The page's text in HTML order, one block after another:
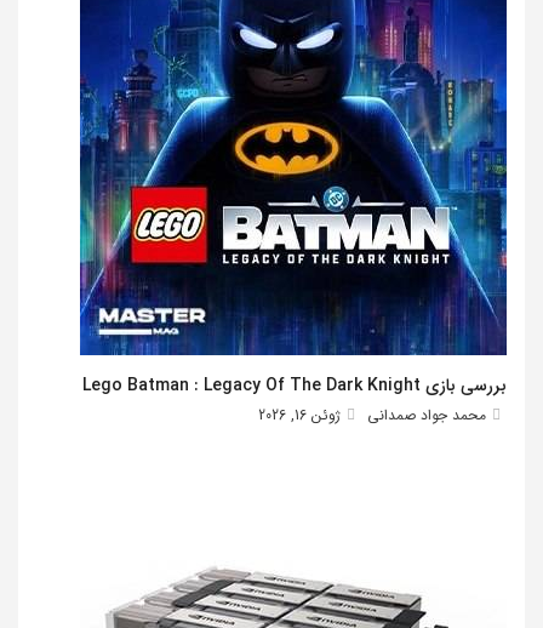
بررسی بازی Lego Batman : Legacy Of The Dark Knight
محمد جواد صمدانی ژوئن 16, 2026